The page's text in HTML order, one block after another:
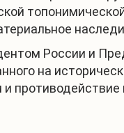
России и
на